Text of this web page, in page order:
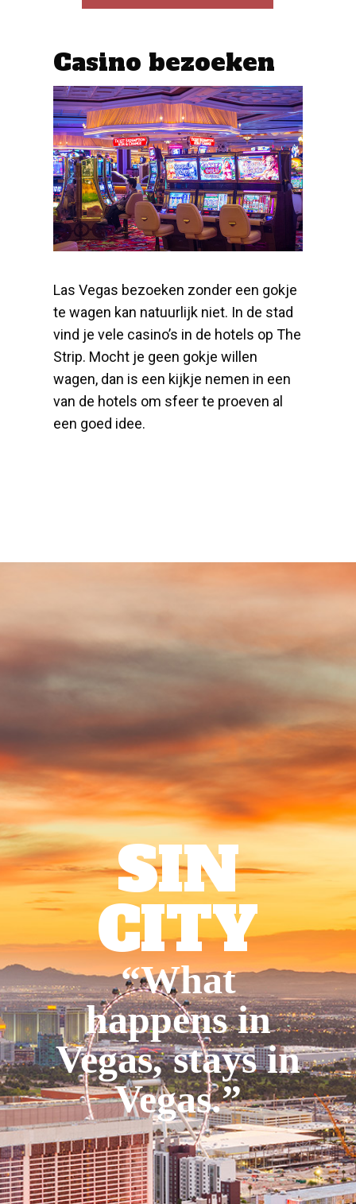
Casino bezoeken
Las Vegas bezoeken zonder een gokje
te wagen kan natuurlijk niet. In de stad
vind je vele casino’s in de hotels op The
Strip. Mocht je geen gokje willen
wagen, dan is een kijkje nemen in een
van de hotels om sfeer te proeven al
een goed idee.
SIN
CITY
“What
happens in
Vegas, stays in
Vegas.”